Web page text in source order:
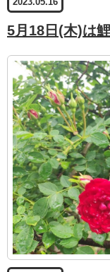
5月18日(木)は